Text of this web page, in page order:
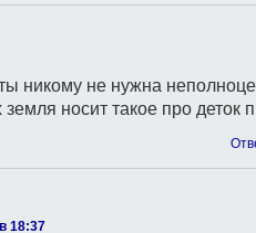
никому не нужна
носит такое про деток
18:37